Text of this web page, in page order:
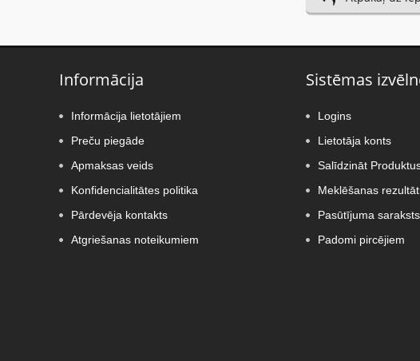
Informācija
Informācija lietotājiem
Preču piegāde
Apmaksas veids
Konfidencialitātes politika
Pārdevēja kontakts
Atgriešanas noteikumiem
Sistēmas
Logins
Lietotāja konts
Salīdzināt
Meklēšanas
Pasūtījuma saraksts
Padomi pircējiem